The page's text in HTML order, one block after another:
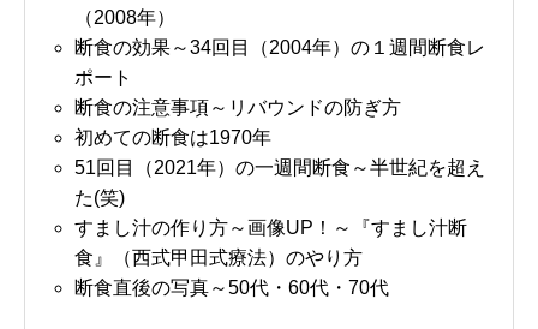
（2008年）
断食の効果～34回目（2004年）の１週間断食レ
ポート
断食の注意事項～リバウンドの防ぎ方
初めての断食は1970年
51回目（2021年）の一週間断食～半世紀を超え
た(笑)
すまし汁の作り方～画像UP！～『すまし汁断
食』（西式甲田式療法）のやり方
断食直後の写真～50代・60代・70代